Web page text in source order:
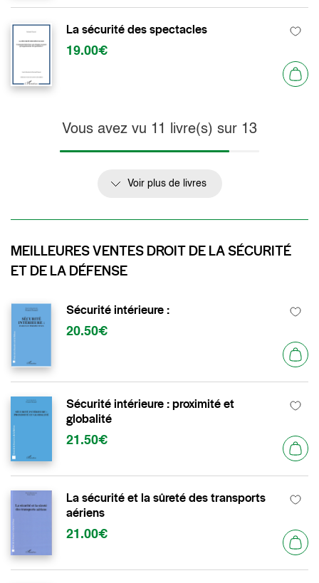
La sécurité des spectacles
19.00€
Vous avez vu 11 livre(s) sur 13
Voir plus de livres
MEILLEURES VENTES DROIT DE LA SÉCURITÉ
ET DE LA DÉFENSE
Sécurité intérieure :
20.50€
Sécurité intérieure : proximité et
globalité
21.50€
La sécurité et la sûreté des transports
aériens
21.00€